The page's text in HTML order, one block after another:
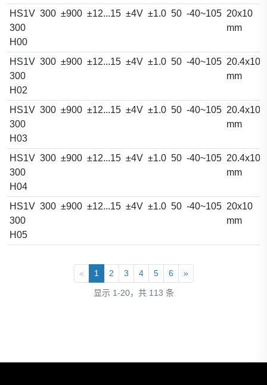
HS1V
300
H00
300 ±900 ±12...15 ±4V ±1.0 50 -40~105 20x10
mm
HS1V
300
H02
300 ±900 ±12...15 ±4V ±1.0 50 -40~105
mm
HS1V
300
H03
300 ±900 ±12...15 ±4V ±1.0 50 -40~105
mm
HS1V
300
H04
300 ±900 ±12...15 ±4V ±1.0 50 -40~105
mm
HS1V
300
H05
300 ±900 ±12...15 ±4V ±1.0 50 -40~105 20x10
mm
« 1 2 3 4 5 6 »
显示 1-20，共 113 条